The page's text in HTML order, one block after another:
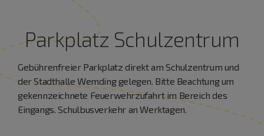
Parkplatz Schulzentrum
Gebührenfreier Parkplatz direkt am Schulzentrum und
der Stadthalle Wemding gelegen. Bitte Beachtung um
gekennzeichnete Feuerwehrzufahrt im Bereich des
Eingangs. Schulbusverkehr an Werktagen.